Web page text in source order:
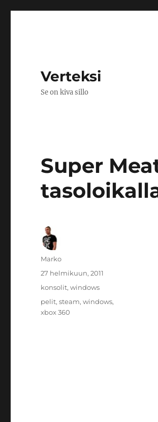
Verteksi
Se on kiva sillo
Super
Kirjoittaja
Marko
Julkaistu
27 helmikuun, 2011
Kategoriat
konsolit,windows
Avainsanat
pelit,steam,windows,
xbox 360